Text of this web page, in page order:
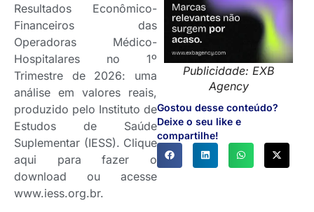
Publicidade: EXB
Agency
Gostou desse conteúdo?
Deixe o seu like e
compartilhe!
Resultados Econômico-
Financeiros das
Operadoras Médico-
Hospitalares no 1º
Trimestre de 2026: uma
análise em valores reais,
produzido pelo Instituto de
Estudos de Saúde
Suplementar (IESS). Clique
aqui para fazer o
download ou acesse
www.iess.org.br.